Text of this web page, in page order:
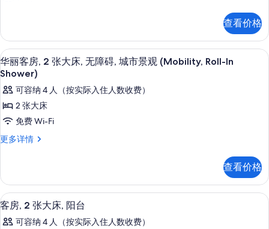
张
大
床,
城
市
景
观
的
照
片
2
张
大
床,
市
景
更
多
信
查看价格
显
示
华
丽
客
房,
大
床,
无
障
4
华丽客房, 2 张大床, 无障碍, 城市景观 (Mobility, Roll-In
Shower)
可容纳 4 人（按实际入住人数收费）
2 张大床
免费 Wi-Fi
更多详情
华
2
张
大
无
查看价格
显
示
客房, 2 张大床, 阳台 | 起居区 | 平板电
5
客房, 2 张大床, 阳台
可容纳 4 人（按实际入住人数收费）